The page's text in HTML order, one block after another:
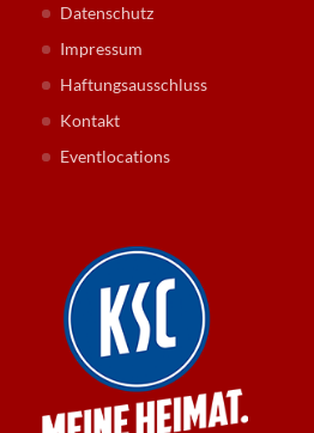
Datenschutz
Impressum
Haftungsausschluss
Kontakt
Eventlocations